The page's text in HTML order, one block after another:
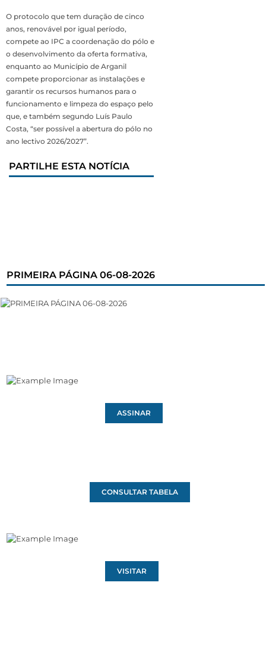
O protocolo que tem duração de cinco
anos, renovável por igual período,
compete ao IPC a coordenação do pólo e
o desenvolvimento da oferta formativa,
enquanto ao Município de Arganil
compete proporcionar as instalações e
garantir os recursos humanos para o
funcionamento e limpeza do espaço pelo
que, e também segundo Luís Paulo
Costa, “ser possível a abertura do pólo no
ano lectivo 2026/2027”.
PARTILHE ESTA NOTÍCIA
PRIMEIRA PÁGINA 06-08-2026
ASSINAR
CONSULTAR TABELA
VISITAR